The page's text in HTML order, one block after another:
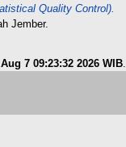
Quality Control).
Jember.
7 09:23:32 2026 WIB.